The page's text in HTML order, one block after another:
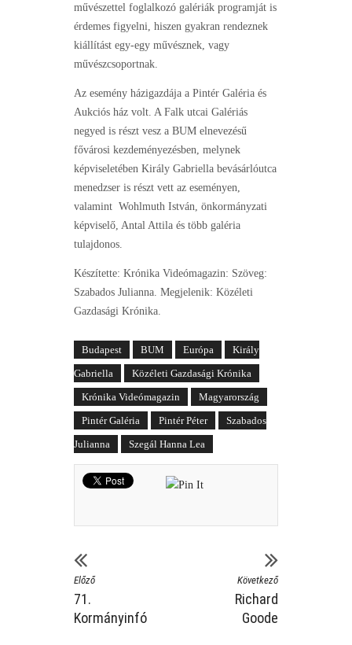
művészettel foglalkozó galériák programját is
érdemes figyelni, hiszen gyakran rendeznek
kiállítást egy-egy művésznek, vagy
művészcsoportnak.
Az esemény házigazdája a Pintér Galéria és
Aukciós ház volt. A Falk utcai Galériás
negyed is részt vesz a BUM elnevezésű
fővárosi kezdeményezésben, melynek
képviseletében Király Gabriella bevásárlóutca
menedzser is részt vett az eseményen,
valamint Wohlmuth István, önkormányzati
képviselő, Antal Attila és több galéria
tulajdonos.
Készítette: Krónika Videómagazin: Szöveg:
Szabados Julianna. Megjelenik: Közéleti
Gazdasági Krónika.
Budapest BUM Európa
Király
Gabriella
Közéleti Gazdasági Krónika
Krónika Videómagazin
Magyarország
Pintér Galéria
Pintér Péter
Szabados
Julianna
Szegál Hanna Lea
Előző
71.
Kormányinfó
Következő
Richard
Goode